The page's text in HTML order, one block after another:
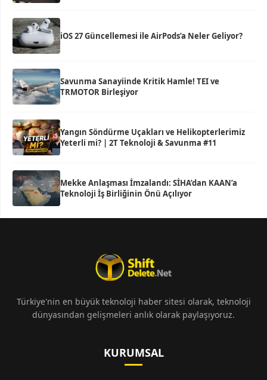
iOS 27 Güncellemesi ile AirPods’a Neler Geliyor?
Savunma Sanayiinde Kritik Hamle! TEI ve
TRMOTOR Birleşiyor
Yangın Söndürme Uçakları ve Helikopterlerimiz
Yeterli mi? | 2T Teknoloji & Savunma #11
Mekke Anlaşması İmzalandı: SİHA’dan KAAN’a
Teknoloji İş Birliğinin Önü Açılıyor
Türkiye'nin en büyük teknoloji haber sitesi olarak, teknoloji
dünyasından gelişmeleri anlık olarak paylaşıyoruz.
KURUMSAL